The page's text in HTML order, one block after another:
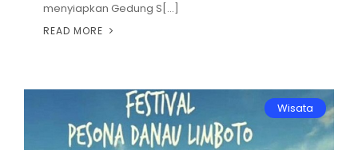
menyiapkan Gedung S[...]
READ MORE
Wisata